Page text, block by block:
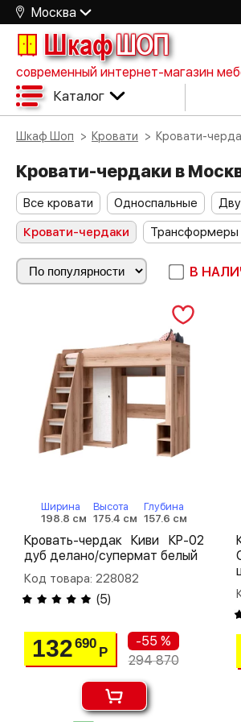
Москва
ШкафШОП
современный интернет-магазин
Каталог
Шкаф Шоп Кровати Кровати-
Кровати-чердаки в
Все кровати Односпальные
Кровати-чердаки
Трансформеры
В
Ширина
198.8 см
Высота
175.4 см
Глубина
157.6 см
Кровать-чердак Киви КР-02
дуб делано/супермат белый
Код товара: 228082
(5)
132690
Р
-55 %
294 870